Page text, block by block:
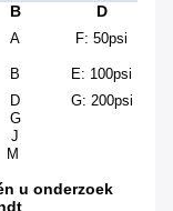
B D
A F: 50psi
B E: 100psi
D
G: 200psi
G
J
M
u onderzoek